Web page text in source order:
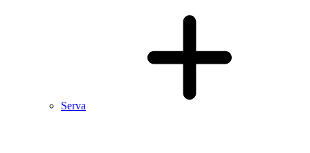
Serva